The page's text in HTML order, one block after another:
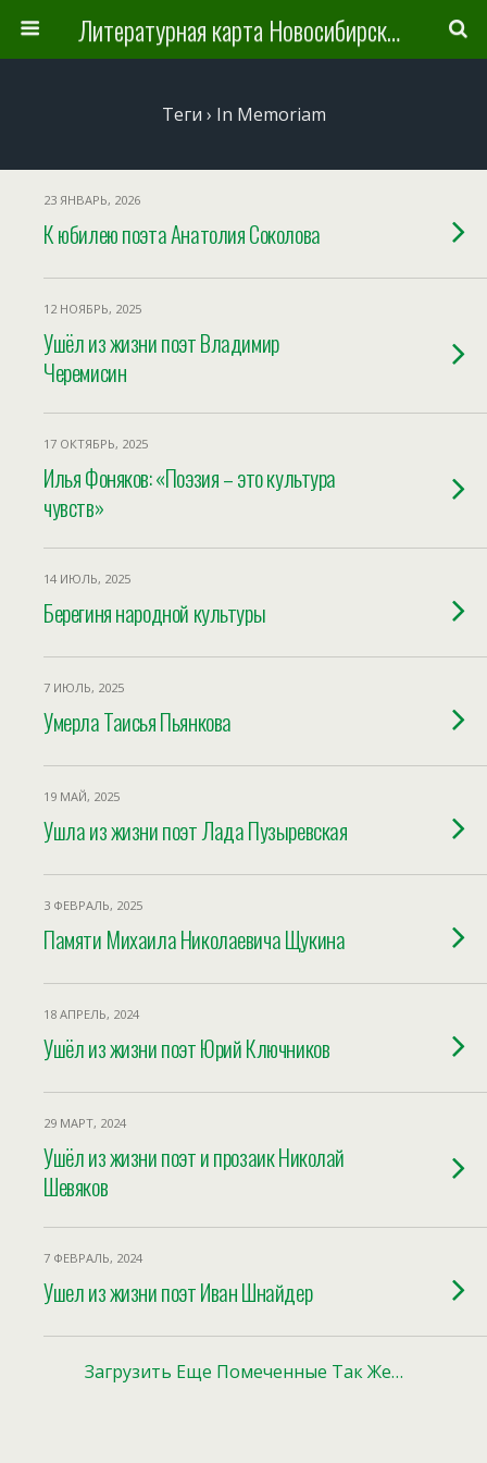
Литературная карта Новосибирска и Новосибирской области
Теги › In Memoriam
23 ЯНВАРЬ, 2026
К юбилею поэта Анатолия Соколова
12 НОЯБРЬ, 2025
Ушёл из жизни поэт Владимир
Черемисин
17 ОКТЯБРЬ, 2025
Илья Фоняков: «Поэзия – это культура
чувств»
14 ИЮЛЬ, 2025
Берегиня народной культуры
7 ИЮЛЬ, 2025
Умерла Таисья Пьянкова
19 МАЙ, 2025
Ушла из жизни поэт Лада Пузыревская
3 ФЕВРАЛЬ, 2025
Памяти Михаила Николаевича Щукина
18 АПРЕЛЬ, 2024
Ушёл из жизни поэт Юрий Ключников
29 МАРТ, 2024
Ушёл из жизни поэт и прозаик Николай
Шевяков
7 ФЕВРАЛЬ, 2024
Ушел из жизни поэт Иван Шнайдер
Загрузить Еще Помеченные Так Же…